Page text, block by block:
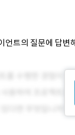
언트의 질문에 답변